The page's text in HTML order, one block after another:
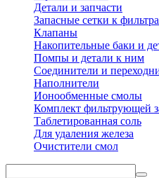
Детали и запчасти
Запасные сетки к
Клапаны
Накопительные баки и
Помпы и детали к ним
Соединители и
Наполнители
Ионообменные смолы
Комплект фильтрующей
Таблетированная соль
Для удаления железа
Очистители смол